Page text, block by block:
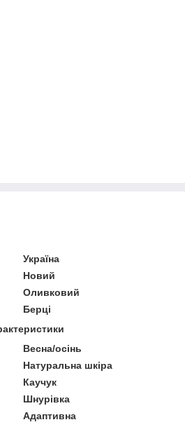
Україна
Новий
Оливковий
Берці
Весна/осінь
Натуральна шкіра
Каучук
Шнурівка
Адаптивна